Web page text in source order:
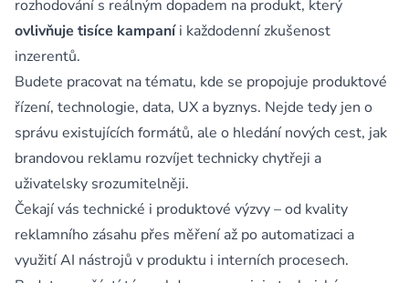
rozhodování s reálným dopadem na produkt, který
ovlivňuje tisíce kampaníi každodenní zkušenost
inzerentů.
Budete pracovat na tématu, kde se propojuje produktové
řízení, technologie, data, UX a byznys. Nejde tedy jen o
správu existujících formátů, ale o hledání nových cest, jak
brandovou reklamu rozvíjet technicky chytřeji a
uživatelsky srozumitelněji.
Čekají vás technické i produktové výzvy – od kvality
reklamního zásahu přes měření až po automatizaci a
využití AI nástrojů v produktu i interních procesech.